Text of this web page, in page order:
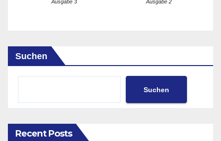
Ausgabe 3 Ausgabe 2
Suchen
Suchen
Recent Posts